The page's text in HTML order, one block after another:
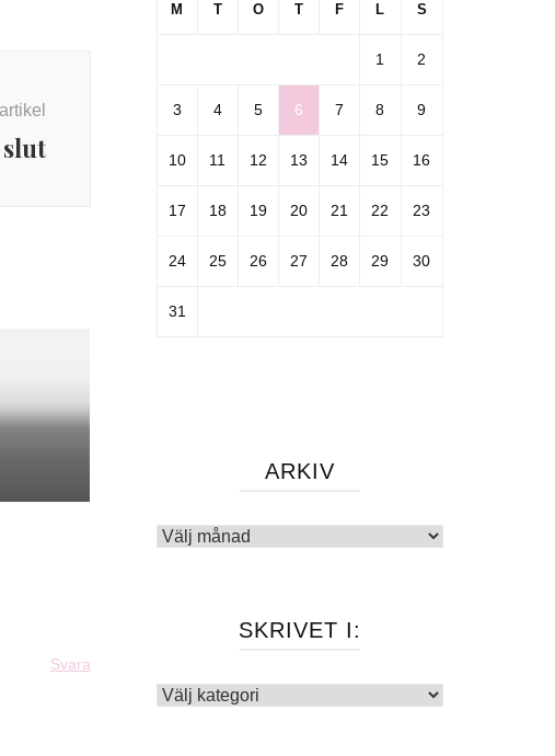
Svara
M T O T F L S
1 2
3 4 5 6 7 8 9
10 11 12 13 14 15 16
17 18 19 20 21 22 23
24 25 26 27 28 29 30
31
ARKIV
Arkiv
SKRIVET I:
Skrivet